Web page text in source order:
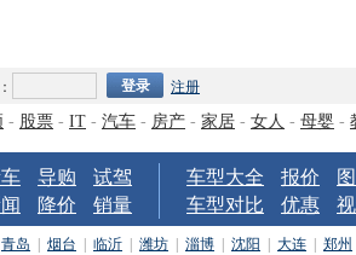
注册
- 股票 - IT - 汽车 - 房产 - 家居 - 女人 - 母婴 -
导购
试驾
降价 销量
车型大全 报价
车型对比
优惠
青岛 烟台 临沂 潍坊 淄博 沈阳 大连 郑州